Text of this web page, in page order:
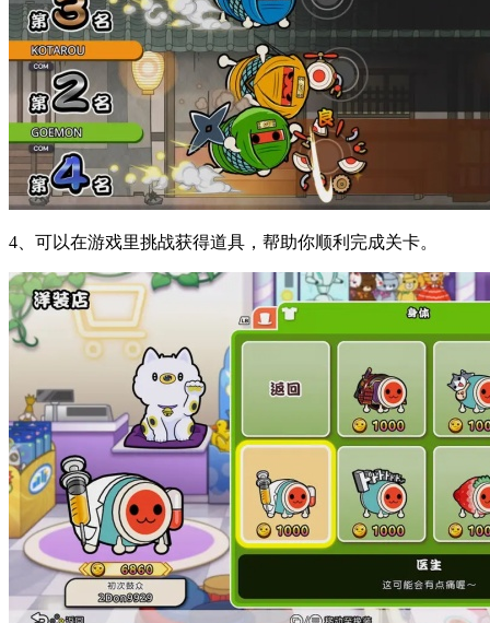
4、可以在游戏里挑战获得道具，帮助你顺利完成关卡。